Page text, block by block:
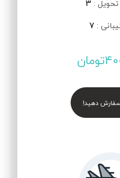
:
3
:
7
تومان
دهید!